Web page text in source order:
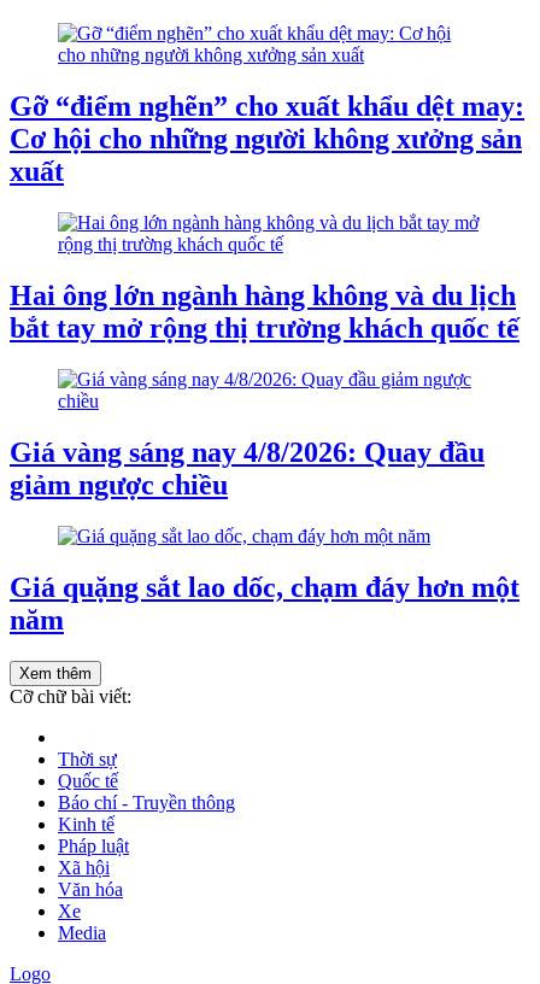
Gỡ “điểm nghẽn” cho xuất khẩu dệt may:
Cơ hội cho những người không xưởng sản
xuất
Hai ông lớn ngành hàng không và du lịch
bắt tay mở rộng thị trường khách quốc tế
Giá vàng sáng nay 4/8/2026: Quay đầu
giảm ngược chiều
Giá quặng sắt lao dốc, chạm đáy hơn một
năm
Xem thêm
Cỡ chữ bài viết:
Thời sự
Quốc tế
Báo chí - Truyền thông
Kinh tế
Pháp luật
Xã hội
Văn hóa
Xe
Media
Logo